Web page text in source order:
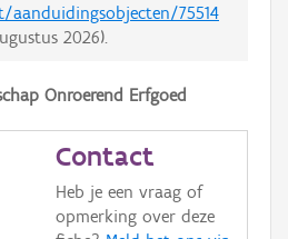
75514
2026).
Onroerend Erfgoed
Contact
Heb je een vraag of
opmerking over deze